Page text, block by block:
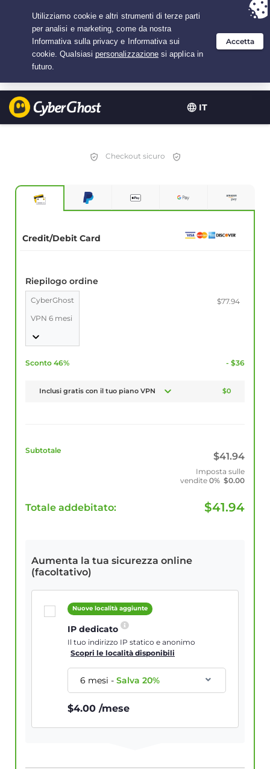
IT
L'offerta migliore per 2.1666666666667 anni a $
Checkout sicuro
Credit/Debit Card
Riepilogo ordine
CyberGhost
VPN 6 mesi
$77.94
Sconto 46% - $36
Inclusi gratis con il tuo piano VPN $0
Subtotale
$41.94
Imposta sulle
vendite 0% $0.00
Totale addebitato: $41.94
Aumenta la tua sicurezza online
(facoltativo)
Nuove località aggiunte
IP dedicato
Il tuo indirizzo IP statico e anonimo
Scopri le località disponibili
6 mesi-Salva20%
$4.00 /mese